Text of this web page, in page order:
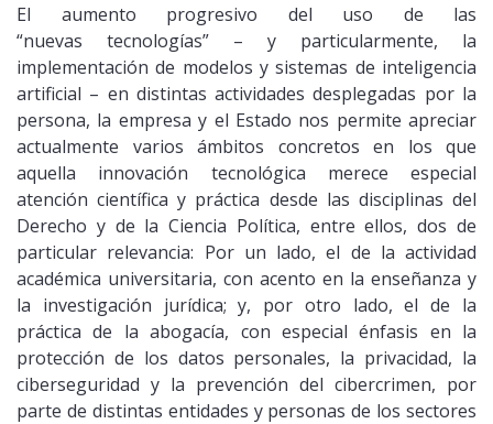
El aumento progresivo del uso de las
“nuevas tecnologías” – y particularmente, la
implementación de modelos y sistemas de inteligencia
artificial – en distintas actividades desplegadas por la
persona, la empresa y el Estado nos permite apreciar
actualmente varios ámbitos concretos en los que
aquella innovación tecnológica merece especial
atención científica y práctica desde las disciplinas del
Derecho y de la Ciencia Política, entre ellos, dos de
particular relevancia: Por un lado, el de la actividad
académica universitaria, con acento en la enseñanza y
la investigación jurídica; y, por otro lado, el de la
práctica de la abogacía, con especial énfasis en la
protección de los datos personales, la privacidad, la
ciberseguridad y la prevención del cibercrimen, por
parte de distintas entidades y personas de los sectores